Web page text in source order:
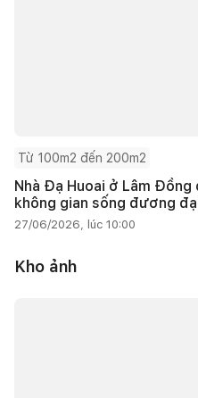
Từ 100m2 đến 200m2
Nhà Đạ Huoai ở Lâm
không gian sống đương
27/06/2026, lúc 10:00
Kho ảnh